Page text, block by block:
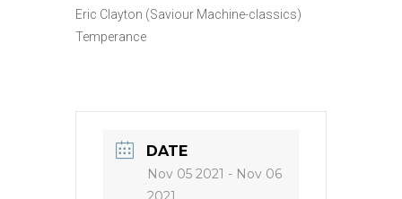
Eric Clayton (Saviour Machine-classics)
Temperance
DATE
Nov 05 2021 - Nov 06